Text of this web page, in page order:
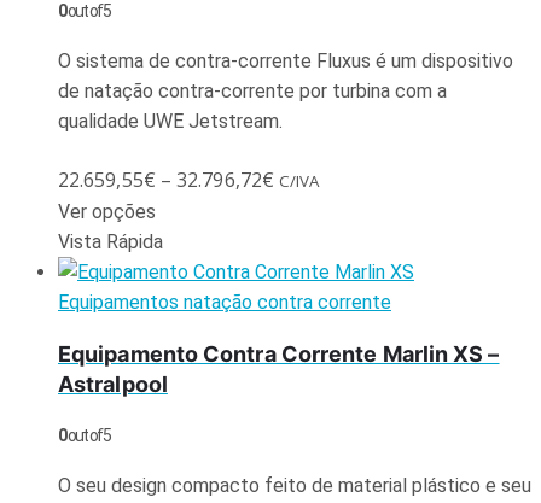
0out of 5
O sistema de contra-corrente Fluxus é um dispositivo
de natação contra-corrente por turbina com a
qualidade UWE Jetstream.
22.659,55€ – 32.796,72€ C/IVA
Ver opções
Vista Rápida
Equipamentos natação contra corrente
Equipamento Contra Corrente Marlin XS –
Astralpool
0out of 5
O seu design compacto feito de material plástico e seu